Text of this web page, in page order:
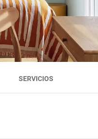
SERVICIOS